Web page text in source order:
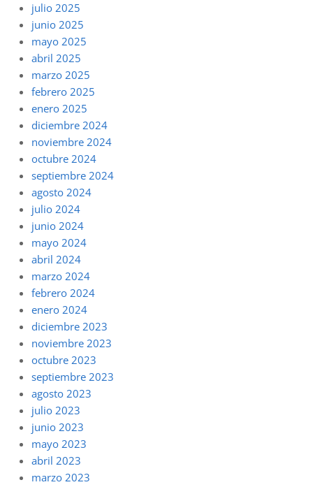
julio 2025
junio 2025
mayo 2025
abril 2025
marzo 2025
febrero 2025
enero 2025
diciembre 2024
noviembre 2024
octubre 2024
septiembre 2024
agosto 2024
julio 2024
junio 2024
mayo 2024
abril 2024
marzo 2024
febrero 2024
enero 2024
diciembre 2023
noviembre 2023
octubre 2023
septiembre 2023
agosto 2023
julio 2023
junio 2023
mayo 2023
abril 2023
marzo 2023